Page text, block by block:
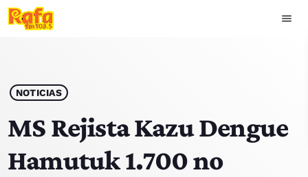
menu
play_arrow OUVIR RAFA
HOME
NOTICIAS
MS Rejista Kazu Dengue
Hamutuk 1.700 no